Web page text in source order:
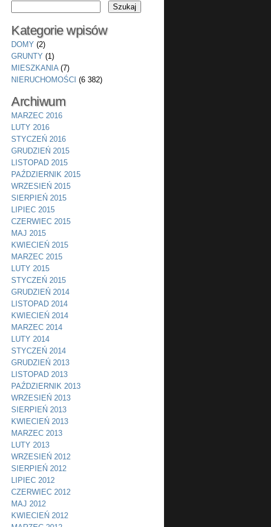
Kategorie wpisów
DOMY (2)
GRUNTY (1)
MIESZKANIA(7)
NIERUCHOMOŚCI (6 382)
Archiwum
MARZEC 2016
LUTY 2016
STYCZEŃ 2016
GRUDZIEŃ 2015
LISTOPAD 2015
PAŹDZIERNIK 2015
WRZESIEŃ 2015
SIERPIEŃ 2015
LIPIEC 2015
CZERWIEC 2015
MAJ 2015
KWIECIEŃ 2015
MARZEC 2015
LUTY 2015
STYCZEŃ 2015
GRUDZIEŃ 2014
LISTOPAD 2014
KWIECIEŃ 2014
MARZEC 2014
LUTY 2014
STYCZEŃ 2014
GRUDZIEŃ 2013
LISTOPAD 2013
PAŹDZIERNIK 2013
WRZESIEŃ 2013
SIERPIEŃ 2013
KWIECIEŃ 2013
MARZEC 2013
LUTY 2013
WRZESIEŃ 2012
SIERPIEŃ 2012
LIPIEC 2012
CZERWIEC 2012
MAJ 2012
KWIECIEŃ 2012